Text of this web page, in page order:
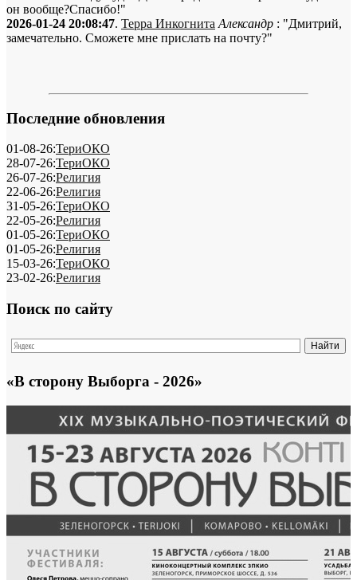
он вообще?Спасибо!"
2026-01-24 20:08:47. Терра Инкогнита Александр : "Дмитрий,
замечательно. Сможете мне прислать на почту?"
Последние обновления
01-08-26:ТериОКО
28-07-26:ТериОКО
26-07-26:Религия
22-06-26:Религия
31-05-26:ТериОКО
22-05-26:Религия
01-05-26:ТериОКО
01-05-26:Религия
15-03-26:ТериОКО
23-02-26:Религия
Поиск по сайту
«В сторону Выборга - 2026»